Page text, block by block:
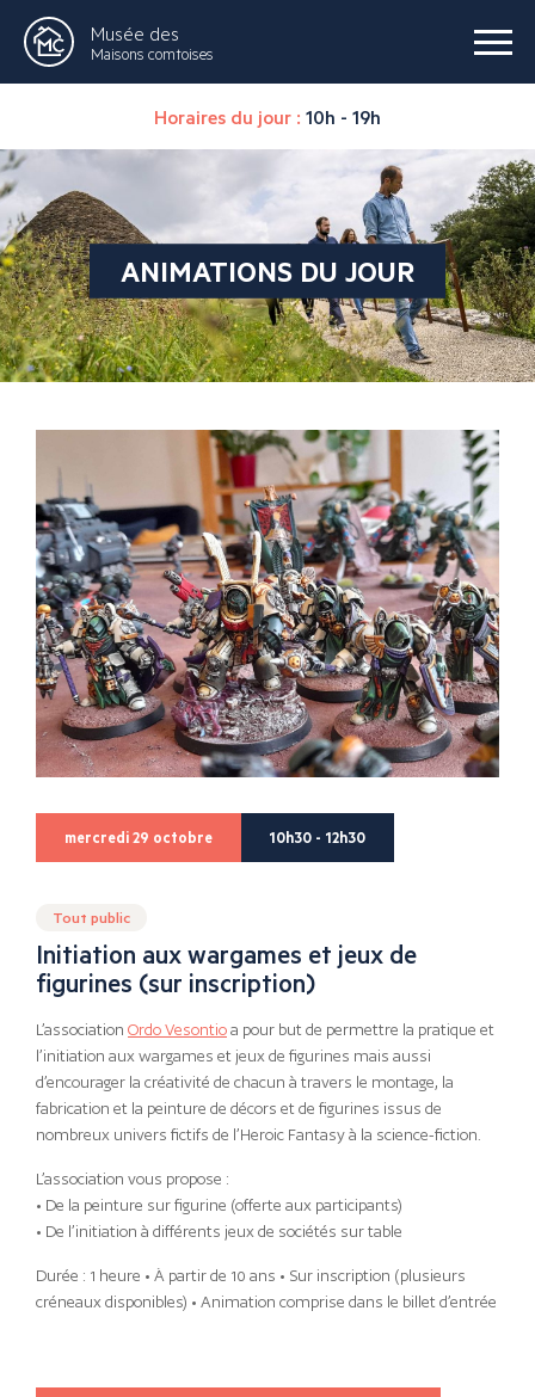
Musée des
Maisons comtoises
Horaires du jour : 10h - 19h
ANIMATIONS DU JOUR
mercredi 29 octobre 10h30 - 12h30
Tout public
Initiation aux wargames et jeux de
figurines (sur inscription)
L’association Ordo Vesontio a pour but de permettre la pratique et
l’initiation aux wargames et jeux de figurines mais aussi
d’encourager la créativité de chacun à travers le montage, la
fabrication et la peinture de décors et de figurines issus de
nombreux univers fictifs de l’Heroic Fantasy à la science-fiction.
L’association vous propose :
• De la peinture sur figurine (offerte aux participants)
• De l’initiation à différents jeux de sociétés sur table
Durée : 1 heure • À partir de 10 ans • Sur inscription (plusieurs
créneaux disponibles) • Animation comprise dans le billet d’entrée